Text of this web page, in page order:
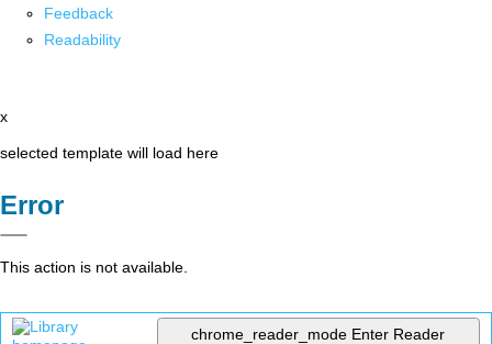
Feedback
Readability
x
selected template will load here
Error
This action is not available.
chrome_reader_mode Enter Reader